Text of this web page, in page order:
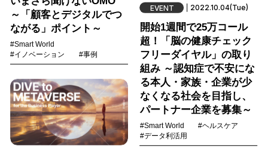
～「顧客とデジタルでつ
ながる」ポイント～
#Smart World
#イノベーション
#事例
EVENT 2022.10.04(Tue)
開始1週間で25万コール
超！「脳の健康チェック
フリーダイヤル」の取り
組み ～認知症で不安にな
る本人・家族・企業が少
なくなる社会を目指し、
パートナー企業を募集～
#Smart World
#ヘルスケア
#データ利活用